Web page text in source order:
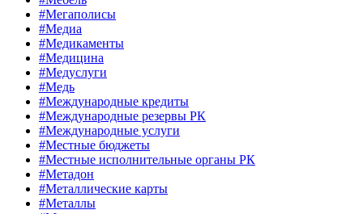
#Мегаполисы
#Медиа
#Медикаменты
#Медицина
#Медуслуги
#Медь
#Международные кредиты
#Международные резервы РК
#Международные услуги
#Местные бюджеты
#Местные исполнительные органы РК
#Метадон
#Металлические карты
#Металлы